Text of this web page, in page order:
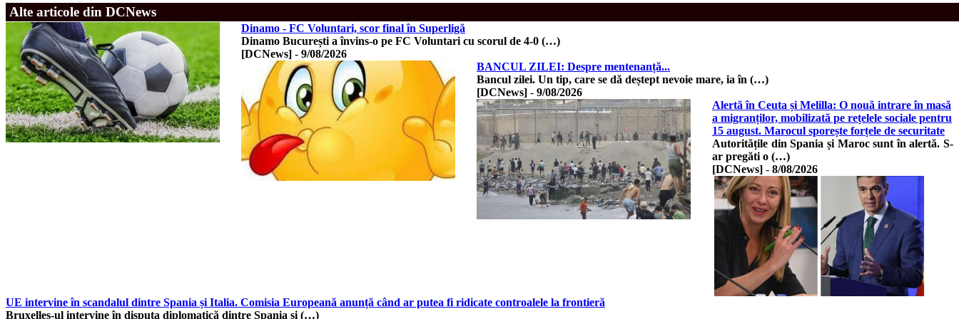
Alte articole din DCNews
Dinamo - FC Voluntari, scor final în Superligă
Dinamo București a învins-o pe FC Voluntari cu scorul de 4-0 (…)
[DCNews] - 9/08/2026
BANCUL ZILEI: Despre mentenanță...
Bancul zilei. Un tip, care se dă deștept nevoie mare, ia în (…)
[DCNews] - 9/08/2026
Alertă în Ceuta și Melilla: O nouă intrare în masă
a migranților, mobilizată pe rețelele sociale pentru
15 august. Marocul sporește forțele de securitate
Autoritățile din Spania și Maroc sunt în alertă. S-
ar pregăti o (…)
[DCNews] - 8/08/2026
UE intervine în scandalul dintre Spania și Italia. Comisia Europeană anunță când ar putea fi ridicate controalele la frontieră
Bruxelles-ul intervine în disputa diplomatică dintre Spania și (…)